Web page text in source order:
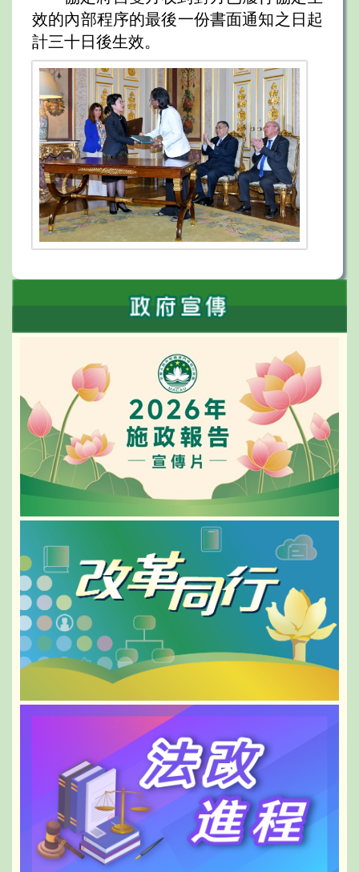
效的內部程序的最後一份書面通知之日起
計三十日後生效。